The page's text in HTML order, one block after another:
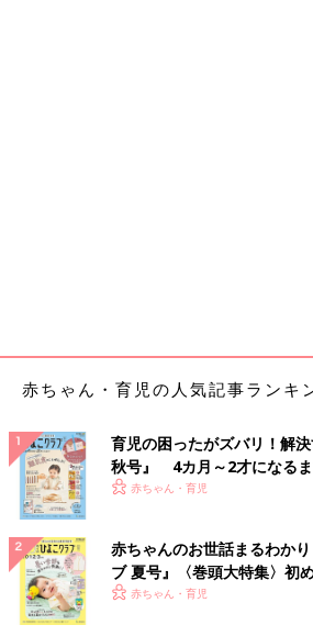
赤ちゃん・育児の人気記事ランキ
育児の困ったがズバリ！解
秋号』 4カ月～2才になる
いっぱい！
赤ちゃん・育児
赤ちゃんのお世話まるわか
ブ 夏号』〈巻頭大特集〉初
く！ おっぱい・ミルクの基
赤ちゃん・育児